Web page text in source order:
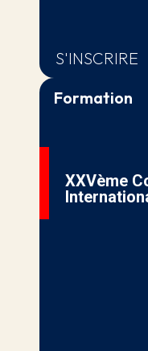
S'INSCRIRE
Formation
XXVème